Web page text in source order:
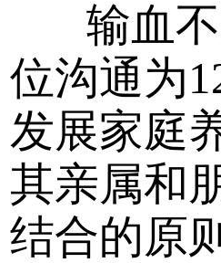
输血不
位沟通为
发展家庭
其亲属和
结合的原